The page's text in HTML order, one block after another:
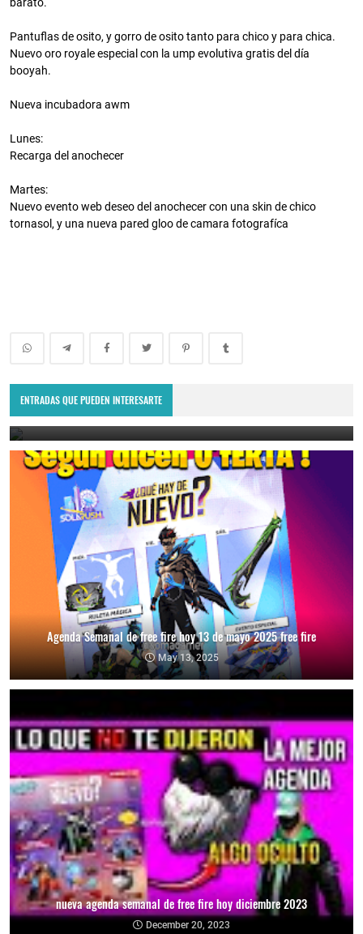
Pantuflas de osito, y gorro de osito tanto para chico y para chica.
Nuevo oro royale especial con la ump evolutiva gratis del día
booyah.
Nueva incubadora awm
Lunes:
Recarga del anochecer
Martes:
Nuevo evento web deseo del anochecer con una skin de chico
tornasol, y una nueva pared gloo de camara fotografíca
ENTRADAS QUE PUEDEN INTERESARTEcolaboracion 2025
July 30, 2025
Agenda Semanal de free fire hoy 13 de mayo 2025 free fire
May 13, 2025
nueva agenda semanal de free fire hoy diciembre 2023
December 20, 2023